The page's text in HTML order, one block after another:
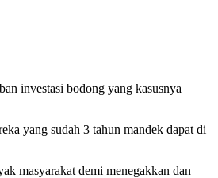
investasi bodong yang kasusnya
yang sudah 3 tahun mandek dapat di
masyarakat demi menegakkan dan